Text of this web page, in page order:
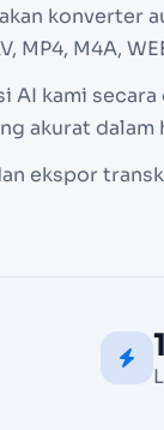
konverter
MP4, M4A,
AI kami
akurat
ekspor